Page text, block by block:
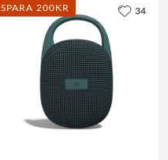
SPARA 200KR 34